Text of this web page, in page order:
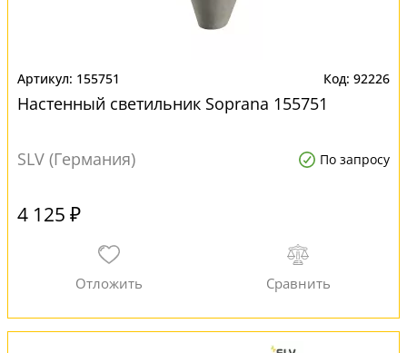
155751 92226
Настенный светильник Soprana 155751
SLV (Германия) По запросу
4 125 ₽